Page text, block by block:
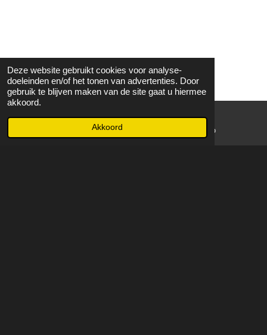
Deze website gebruikt cookies voor analyse-
doeleinden en/of het tonen van advertenties. Door
gebruik te blijven maken van de site gaat u hiermee
akkoord.
Akkoord WhatsApp